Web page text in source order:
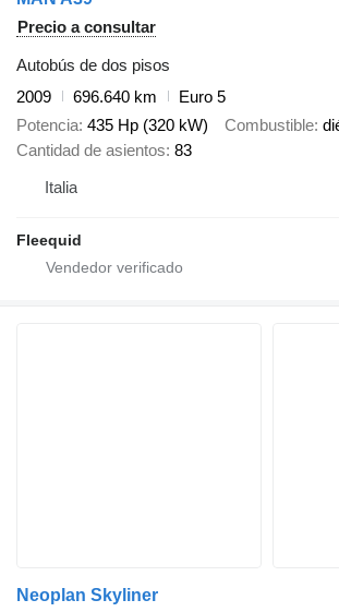
Precio a consultar
Autobús de dos pisos
2009
696.640 km
Euro 5
Potencia 435 Hp (320 kW) Combustible
Cantidad de asientos 83
Italia
Fleequid
Neoplan Skyliner